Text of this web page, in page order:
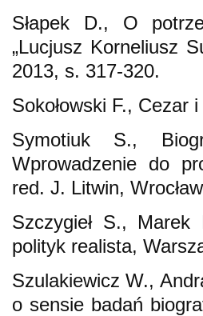
Słapek D., O
„Lucjusz Korneliusz
2013, s. 317-320.
Sokołowski F., Cezar
Symotiuk S.,
Wprowadzenie do
red. J. Litwin,
Szczygieł S.,
polityk realista,
Szulakiewicz W.,
o sensie badań